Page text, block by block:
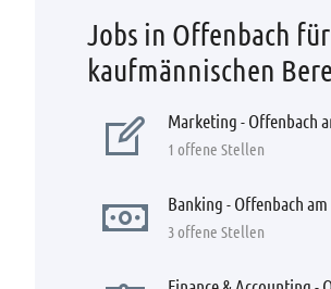
Jobs in Offenbach
kaufmännischen
Marketing - Offenbach
1 offene Stellen
Banking - Offenbach
3 offene Stellen